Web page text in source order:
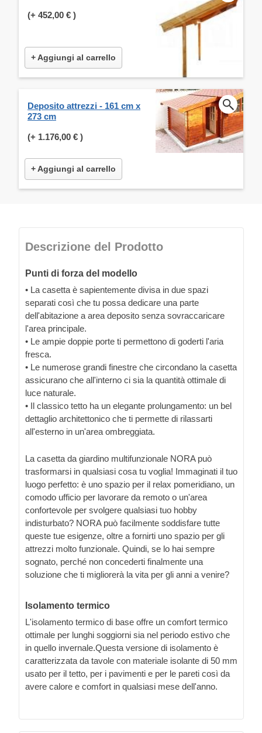
(+ 452,00 € )
+ Aggiungi al carrello
Deposito attrezzi - 161 cm x
273 cm
(+ 1.176,00 € )
+ Aggiungi al carrello
Descrizione del Prodotto
Punti di forza del modello
• La casetta è sapientemente divisa in due spazi
separati così che tu possa dedicare una parte
dell'abitazione a area deposito senza sovraccaricare
l'area principale.
• Le ampie doppie porte ti permettono di goderti l'aria
fresca.
• Le numerose grandi finestre che circondano la casetta
assicurano che all'interno ci sia la quantità ottimale di
luce naturale.
• Il classico tetto ha un elegante prolungamento: un bel
dettaglio architettonico che ti permette di rilassarti
all'esterno in un'area ombreggiata.
La casetta da giardino multifunzionale NORA può
trasformarsi in qualsiasi cosa tu voglia! Immaginati il tuo
luogo perfetto: è uno spazio per il relax pomeridiano, un
comodo ufficio per lavorare da remoto o un'area
confortevole per svolgere qualsiasi tuo hobby
indisturbato? NORA può facilmente soddisfare tutte
queste tue esigenze, oltre a fornirti uno spazio per gli
attrezzi molto funzionale. Quindi, se lo hai sempre
sognato, perché non concederti finalmente una
soluzione che ti migliorerà la vita per gli anni a venire?
Isolamento termico
L'isolamento termico di base offre un comfort termico
ottimale per lunghi soggiorni sia nel periodo estivo che
in quello invernale.Questa versione di isolamento è
caratterizzata da tavole con materiale isolante di 50 mm
usato per il tetto, per i pavimenti e per le pareti così da
avere calore e comfort in qualsiasi mese dell'anno.